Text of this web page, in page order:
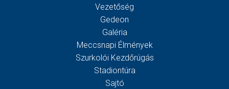
Vezetőség
Gedeon
Galéria
Meccsnapi Élmények
Szurkolói Kezdőrúgás
Stadiontúra
Sajtó